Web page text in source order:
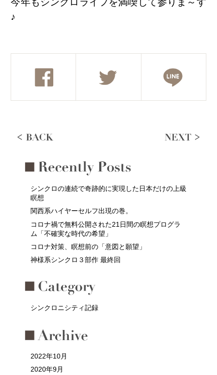
♪
シンクロの連続で奇跡的に実現した日本だけの上級
瞑想
関西系ハイヤーセルフ出現の巻。
コロナ禍で無料公開された21日間の瞑想プログラ
ム「不確実な時代の希望」
コロナ対策、瞑想前の「意図と願望」
神様系シンクロ３部作 最終回
シンクロニシティ記録
2022年10月
2020年9月